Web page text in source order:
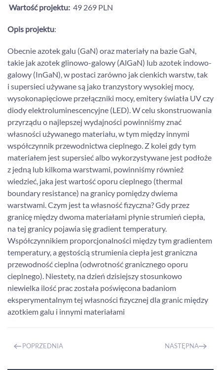
Wartość projektu: 49 269 PLN
Opis projektu:
Obecnie azotek galu (GaN) oraz materiały na bazie GaN,
takie jak azotek glinowo-galowy (AlGaN) lub azotek indowo-
galowy (InGaN), w postaci zarówno jak cienkich warstw, tak
i supersieci używane są jako tranzystory wysokiej mocy,
wysokonapięciowe przełączniki mocy, emitery światła UV czy
diody elektroluminescencyjne (LED). W celu skonstruowania
przyrządu o najlepszej wydajności powinniśmy znać
własności używanego materiału, w tym między innymi
współczynnik przewodnictwa cieplnego. Z kolei gdy tym
materiałem jest supersieć albo wykorzystywane jest podłoże
z jedną lub kilkoma warstwami, powinniśmy również
wiedzieć, jaka jest wartość oporu cieplnego (thermal
boundary resistance) na granicy pomiędzy dwiema
warstwami. Czym jest ta własność fizyczna? Gdy przez
granicę między dwoma materiałami płynie strumień ciepła,
na tej granicy pojawia się gradient temperatury.
Współczynnikiem proporcjonalności między tym gradientem
temperatury, a gęstością strumienia ciepła jest graniczna
przewodność cieplna (odwrotność granicznego oporu
cieplnego). Niestety, na dzień dzisiejszy stosunkowo
niewielka ilość prac została poświęcona badaniom
eksperymentalnym tej własności fizycznej dla granic między
azotkiem galu i innymi materiałami
POPRZEDNIA NASTĘPNA